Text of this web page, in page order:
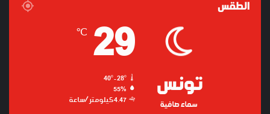
الطقس
تونس
سماء صافية
29
℃
55%
4.47 كيلومتر/ساعة